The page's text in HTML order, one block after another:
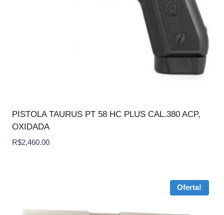
PISTOLA TAURUS PT 58 HC PLUS CAL.380 ACP,
OXIDADA
R$2,460.00
Oferta!